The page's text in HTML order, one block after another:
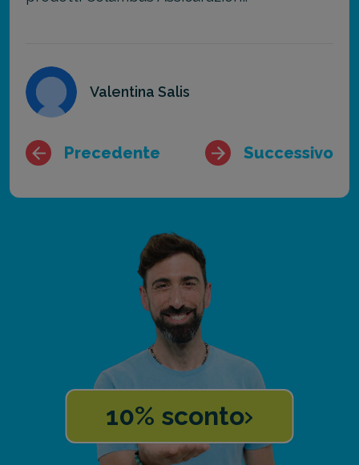
Valentina Salis
Precedente Successivo
10% sconto